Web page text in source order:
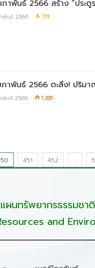
าพันธ์ 2566 สร้าง “ประตู
พันธ์ 2566 711
าพันธ์ 2566 ตะลึง! ปริมา
พันธ์ 2566 1,335
451 452 …
ผนทรัพยากรธรรมชา
and